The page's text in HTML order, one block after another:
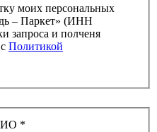
моих персональных
– Паркет» (ИНН
Политикой
*